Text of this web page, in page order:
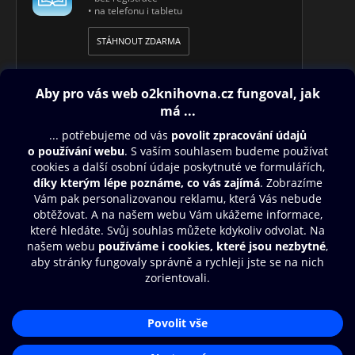
• na telefonu i tabletu
STÁHNOUT ZDARMA
Obsah ke stažení
Moje O2 Knihovna
Další zábava
© O2 Czech Republic a.s.
Přístupnost
Zásady zpracování osobních údajůAplikace O2 Knihovna